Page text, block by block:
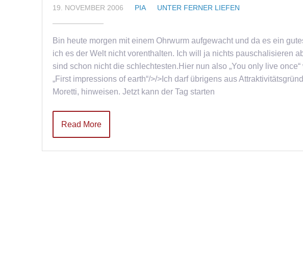
19. NOVEMBER 2006 PIA UNTER FERNER LIEFEN
Bin heute morgen mit einem Ohrwurm aufgewacht und da es ein
ich es der Welt nicht vorenthalten. Ich will ja nichts pauschalisieren
sind schon nicht die schlechtesten.Hier nun also „You only live
„First impressions of earth“/>/>Ich darf übrigens aus
Moretti, hinweisen. Jetzt kann der Tag starten
Read More